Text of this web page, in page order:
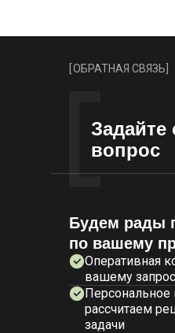
Задайте
вопрос
ОБРАТНАЯ СВЯЗЬ
Будем рады
по вашему
Оперативная
вашему
рассчитаем
задачи